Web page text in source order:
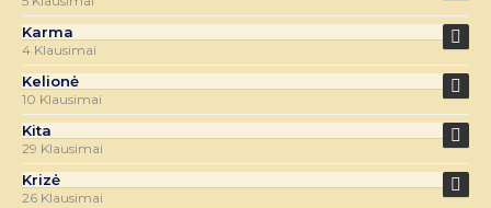
Karma
4 Klausimai
Kelionė
10 Klausimai
Kita
29 Klausimai
Krizė
26 Klausimai